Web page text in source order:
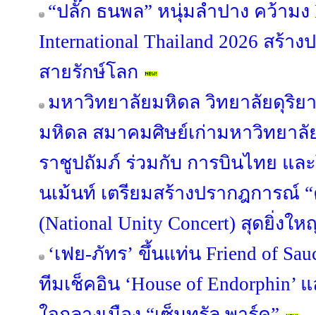
“ปลั๊ก ธนพล” หนุ่มลำปาง คว้ามง
International Thailand 2026 สร้า
สายรักษ์โลก
มหาวิทยาลัยมหิดล วิทยาลัยดุริย
มหิดล สมาคมศิษย์เก่ามหาวิทยาลั
ราชูปถัมภ์ ร่วมกับ การบินไทย แล
นเม้นท์ เตรียมสร้างปรากฎการณ์
(National Unity Concert) สุดยิ่ง
‘เฟย-ภัทร’ ขึ้นแท่น Friend of
ทีมเช็คอิน ‘House of